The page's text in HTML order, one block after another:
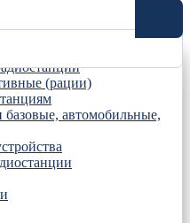
(рации)
автомобильные,